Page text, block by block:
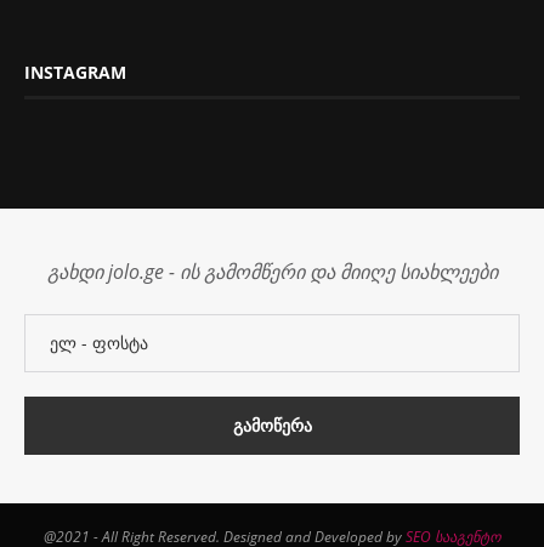
INSTAGRAM
გახდი jolo.ge - ის გამომწერი და მიიღე სიახლეები
@2021 - All Right Reserved. Designed and Developed bySEO სააგენტო